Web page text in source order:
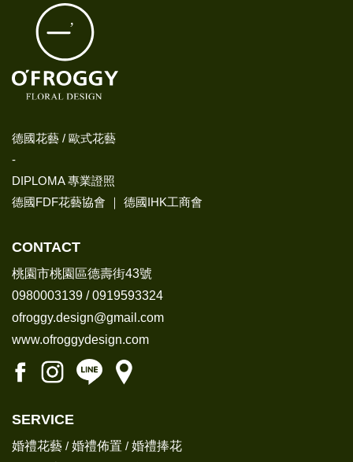
德國花藝 / 歐式花藝
-
DIPLOMA 專業證照
德國FDF花藝協會 ｜ 德國IHK工商會
CONTACT
桃園市桃園區德壽街43號
0980003139 /0919593324
ofroggy.design@gmail.com
www.ofroggydesign.com
SERVICE
婚禮花藝 / 婚禮佈置 / 婚禮捧花